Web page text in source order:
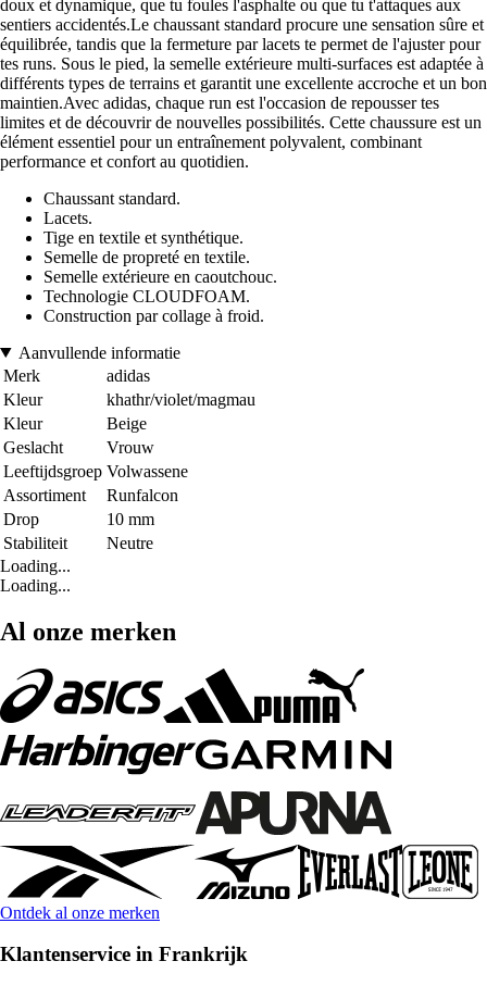
doux et dynamique, que tu foules l'asphalte ou que tu t'attaques aux
sentiers accidentés.Le chaussant standard procure une sensation sûre et
équilibrée, tandis que la fermeture par lacets te permet de l'ajuster pour
tes runs. Sous le pied, la semelle extérieure multi-surfaces est adaptée à
différents types de terrains et garantit une excellente accroche et un bon
maintien.Avec adidas, chaque run est l'occasion de repousser tes
limites et de découvrir de nouvelles possibilités. Cette chaussure est un
élément essentiel pour un entraînement polyvalent, combinant
performance et confort au quotidien.
Chaussant standard.
Lacets.
Tige en textile et synthétique.
Semelle de propreté en textile.
Semelle extérieure en caoutchouc.
Technologie CLOUDFOAM.
Construction par collage à froid.
Aanvullende informatie
Merk
adidas
Kleur
khathr/violet/magmau
Kleur
Beige
Geslacht
Vrouw
Leeftijdsgroep Volwassene
Assortiment
Runfalcon
Drop
10 mm
Stabiliteit
Neutre
Loading...
Loading...
Al onze merken
Ontdek al onze merken
Klantenservice in Frankrijk